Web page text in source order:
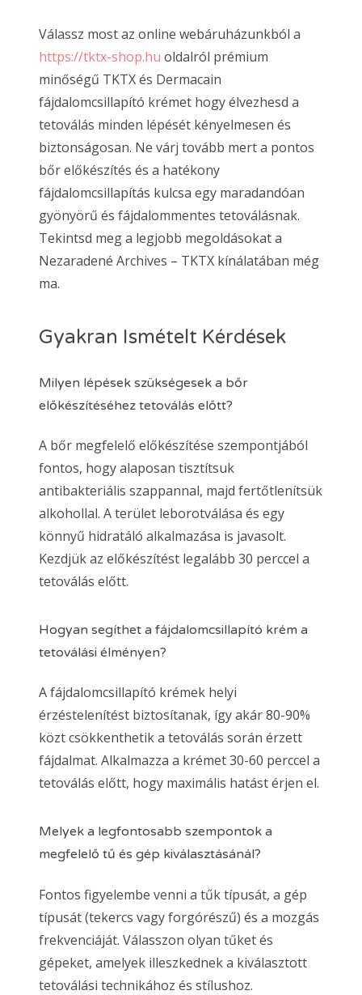
Válassz most az online webáruházunkból a
https://tktx-shop.hu oldalról prémium
minőségű TKTX és Dermacain
fájdalomcsillapító krémet hogy élvezhesd a
tetoválás minden lépését kényelmesen és
biztonságosan. Ne várj tovább mert a pontos
bőr előkészítés és a hatékony
fájdalomcsillapítás kulcsa egy maradandóan
gyönyörű és fájdalommentes tetoválásnak.
Tekintsd meg a legjobb megoldásokat a
Nezaradené Archives – TKTX kínálatában még
ma.
Gyakran Ismételt Kérdések
Milyen lépések szükségesek a bőr
előkészítéséhez tetoválás előtt?
A bőr megfelelő előkészítése szempontjából
fontos, hogy alaposan tisztítsuk
antibakteriális szappannal, majd fertőtlenítsük
alkohollal. A terület leborotválása és egy
könnyű hidratáló alkalmazása is javasolt.
Kezdjük az előkészítést legalább 30 perccel a
tetoválás előtt.
Hogyan segíthet a fájdalomcsillapító krém a
tetoválási élményen?
A fájdalomcsillapító krémek helyi
érzéstelenítést biztosítanak, így akár 80-90%
közt csökkenthetik a tetoválás során érzett
fájdalmat. Alkalmazza a krémet 30-60 perccel a
tetoválás előtt, hogy maximális hatást érjen el.
Melyek a legfontosabb szempontok a
megfelelő tű és gép kiválasztásánál?
Fontos figyelembe venni a tűk típusát, a gép
típusát (tekercs vagy forgórészű) és a mozgás
frekvenciáját. Válasszon olyan tűket és
gépeket, amelyek illeszkednek a kiválasztott
tetoválási technikához és stílushoz.